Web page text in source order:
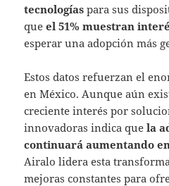
tecnologíaspara sus
que el 51% muestran
esperar una adopción más
Estos datos refuerzan el
en México. Aunque aún
creciente interés por
innovadoras indica quela
continuará aumentando
Airalo lidera esta
mejoras constantes para